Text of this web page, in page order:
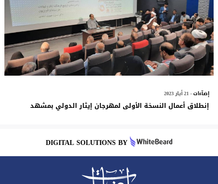
إضآءات- 21 أيار 2023
إنطلاق أعمال النسخة الأولى لمهرجان إيثار الدولي بمشهد
DIGITAL SOLUTIONS BY